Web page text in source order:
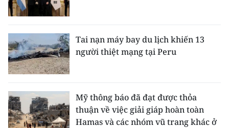
한국어
Tai nạn máy bay du lịch khiến 13
người thiệt mạng tại Peru
Mỹ thông báo đã đạt được thỏa
thuận về việc giải giáp hoàn toàn
Hamas và các nhóm vũ trang khác ở